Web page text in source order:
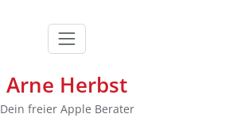
Arne Herbst
Dein freier Apple Berater